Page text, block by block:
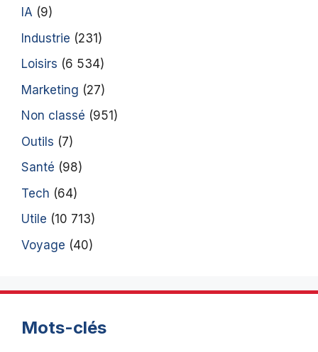
IA (9)
Industrie (231)
Loisirs (6 534)
Marketing (27)
Non classé (951)
Outils (7)
Santé (98)
Tech (64)
Utile (10 713)
Voyage (40)
Mots-clés